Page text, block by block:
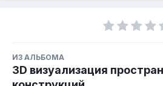
ИЗ АЛЬБОМА
3D визуализация